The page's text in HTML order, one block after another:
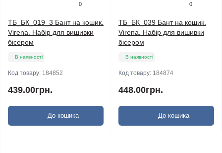
0
ТБ_БК_019_3 Бант на кошик.
Virena. Набір для вишивки
бісером
В наявності
Код товару: 184852
439.00грн.
До кошика
0
ТБ_БК_039 Бант на кошик.
Virena. Набір для вишивки
бісером
В наявності
Код товару: 184874
448.00грн.
До кошика